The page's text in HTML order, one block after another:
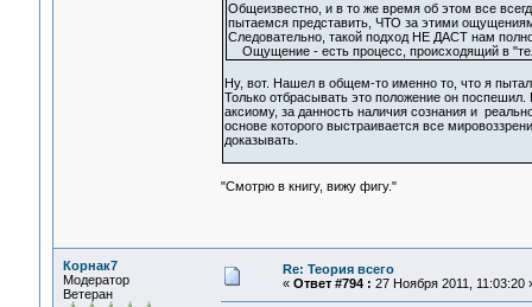
Общеизвестно, и в то же время об этом все
пытаемся представить, ЧТО за этими
Следовательно, такой подход НЕ ДАСТ нам
Ощущение - есть процесс, происходящий в
Ну, вот. Нашел в общем-то именно то, что я
Только отбрасывать это положение он поспешил.
аксиому, за данность наличия сознания и
основе которого выстраивается все
доказывать.
"Смотрю в книгу, вижу фигу."
Корнак7
Модератор
Ветеран
Re: Теория всего
« Ответ #794 : 27 Ноября 2011, 11:03:20